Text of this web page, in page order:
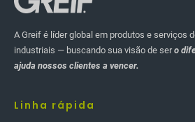
A Greif é líder global em produtos e serviços
industriais — buscando sua visão de sero
ajuda nossos clientes a vencer.
Linha rápida